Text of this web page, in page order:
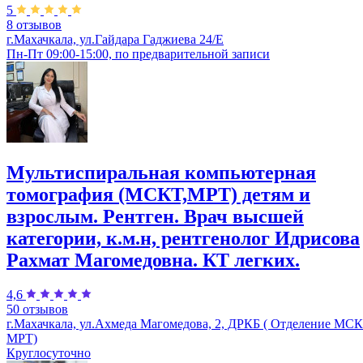
5
8 отзывов
г.Махачкала, ул.Гайдара Гаджиева 24/Е
Пн-Пт 09:00-15:00, по предварительной записи
Мультиспиральная компьютерная
томография (МСКТ,МРТ) детям и
взрослым. Рентген. Врач высшей
категории, к.м.н, рентгенолог Идрисова
Рахмат Магомедовна. КТ легких.
4,6
50 отзывов
г.Махачкала, ул.Ахмеда Магомедова, 2, ДРКБ ( Отделение
МРТ)
Круглосуточно